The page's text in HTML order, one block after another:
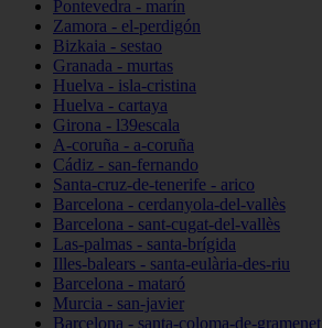
Pontevedra - marín
Zamora - el-perdigón
Bizkaia - sestao
Granada - murtas
Huelva - isla-cristina
Huelva - cartaya
Girona - l39escala
A-coruña - a-coruña
Cádiz - san-fernando
Santa-cruz-de-tenerife - arico
Barcelona - cerdanyola-del-vallès
Barcelona - sant-cugat-del-vallès
Las-palmas - santa-brígida
Illes-balears - santa-eulària-des-riu
Barcelona - mataró
Murcia - san-javier
Barcelona - santa-coloma-de-gramenet